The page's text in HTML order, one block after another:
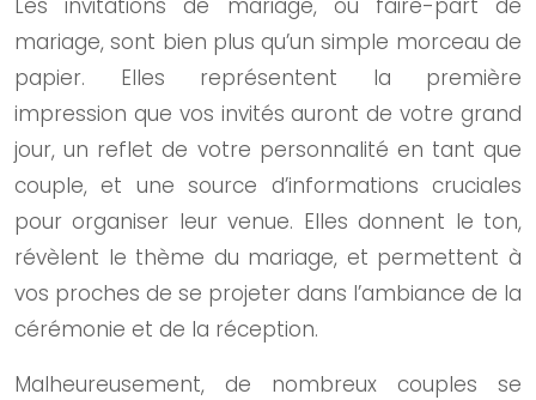
mariage, sont bien plus qu’un simple morceau de
papier. Elles représentent la première
impression que vos invités auront de votre grand
jour, un reflet de votre personnalité en tant que
couple, et une source d’informations cruciales
pour organiser leur venue. Elles donnent le ton,
révèlent le thème du mariage, et permettent à
vos proches de se projeter dans l’ambiance de la
cérémonie et de la réception.
Malheureusement, de nombreux couples se